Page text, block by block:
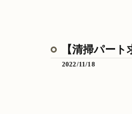
【清掃パー
2022/11/18